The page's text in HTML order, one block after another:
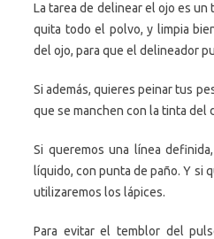
La tarea de delinear el ojo es
quita todo el polvo, y limpia
del ojo, para que el delineador
Si además, quieres peinar tus
que se manchen con la tinta del
Si queremos una línea
líquido, con punta de paño. Y si
utilizaremos los lápices.
Para evitar el temblor del